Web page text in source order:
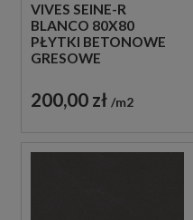
VIVES SEINE-R
BLANCO 80X80
PŁYTKI BETONOWE
GRESOWE
200,00 zł m2